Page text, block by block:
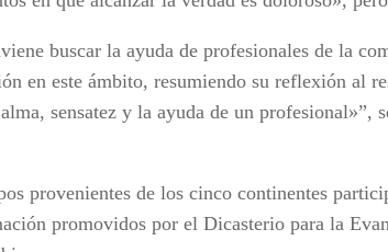
buscar la ayuda de profesionales de la
en este ámbito, resumiendo su reflexión al
sensatez y la ayuda de un profesional»”,
provenientes de los cinco continentes
promovidos por el Dicasterio para la